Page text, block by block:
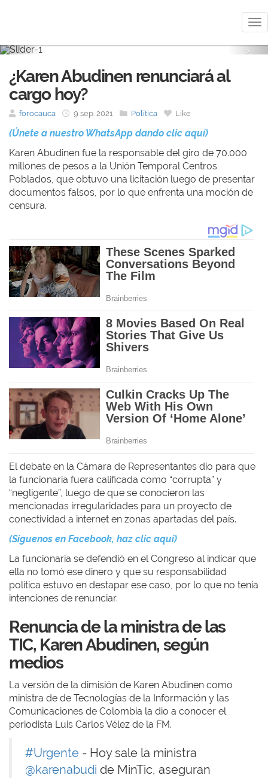
Previous
¿Karen Abudinen renunciará al
cargo hoy?
forocauca 9 sep. 2021 Política Like
(Únete a nuestro WhatsApp dando clic aquí)
Karen Abudinen fue la responsable del giro de 70.000
millones de pesos a la Unión Temporal Centros
Poblados, que obtuvo una licitación luego de presentar
documentos falsos, por lo que enfrenta una moción de
censura.
El debate en la Cámara de Representantes dio para que
la funcionaria fuera calificada como “corrupta” y
“negligente”, luego de que se conocieron las
mencionadas irregularidades para un proyecto de
conectividad a internet en zonas apartadas del país.
(Síguenos en Facebook, haz clic aquí)
La funcionaria se defendió en el Congreso al indicar que
ella no tomó ese dinero y que su responsabilidad
política estuvo en destapar ese caso, por lo que no tenía
intenciones de renunciar.
Renuncia de la ministra de las
TIC, Karen Abudinen, según
medios
La versión de la dimisión de Karen Abudinen como
ministra de de Tecnologías de la Información y las
Comunicaciones de Colombia la dio a conocer el
periodista Luis Carlos Vélez de la FM.
#Urgente - Hoy sale la ministra
@karenabudi de MinTic, aseguran